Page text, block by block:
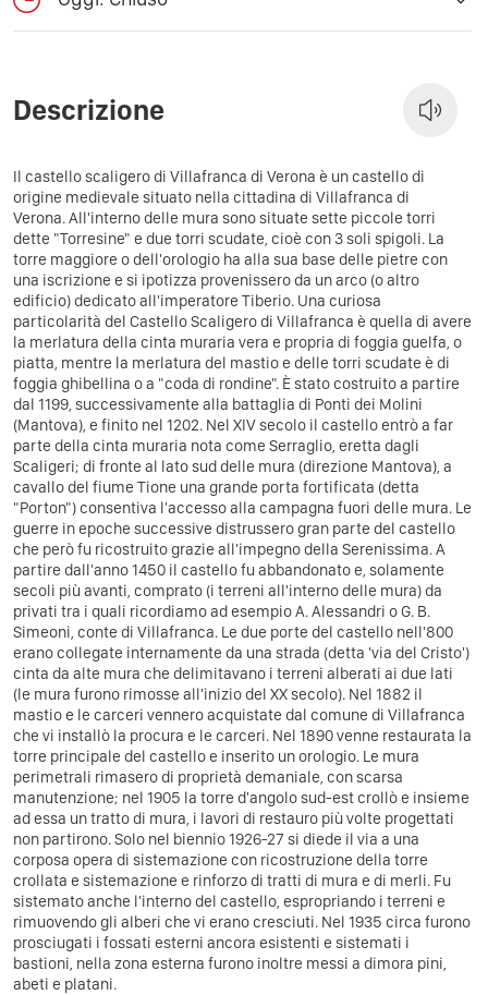
Descrizione
Il castello scaligero di Villafranca di Verona è un castello di
origine medievale situato nella cittadina di Villafranca di
Verona. All'interno delle mura sono situate sette piccole torri
dette "Torresine" e due torri scudate, cioè con 3 soli spigoli. La
torre maggiore o dell'orologio ha alla sua base delle pietre con
una iscrizione e si ipotizza provenissero da un arco (o altro
edificio) dedicato all'imperatore Tiberio. Una curiosa
particolarità del Castello Scaligero di Villafranca è quella di avere
la merlatura della cinta muraria vera e propria di foggia guelfa, o
piatta, mentre la merlatura del mastio e delle torri scudate è di
foggia ghibellina o a "coda di rondine". È stato costruito a partire
dal 1199, successivamente alla battaglia di Ponti dei Molini
(Mantova), e finito nel 1202. Nel XIV secolo il castello entrò a far
parte della cinta muraria nota come Serraglio, eretta dagli
Scaligeri; di fronte al lato sud delle mura (direzione Mantova), a
cavallo del fiume Tione una grande porta fortificata (detta
"Porton") consentiva l'accesso alla campagna fuori delle mura. Le
guerre in epoche successive distrussero gran parte del castello
che però fu ricostruito grazie all'impegno della Serenissima. A
partire dall'anno 1450 il castello fu abbandonato e, solamente
secoli più avanti, comprato (i terreni all'interno delle mura) da
privati tra i quali ricordiamo ad esempio A. Alessandri o G. B.
Simeoni, conte di Villafranca. Le due porte del castello nell'800
erano collegate internamente da una strada (detta 'via del Cristo')
cinta da alte mura che delimitavano i terreni alberati ai due lati
(le mura furono rimosse all'inizio del XX secolo). Nel 1882 il
mastio e le carceri vennero acquistate dal comune di Villafranca
che vi installò la procura e le carceri. Nel 1890 venne restaurata la
torre principale del castello e inserito un orologio. Le mura
perimetrali rimasero di proprietà demaniale, con scarsa
manutenzione; nel 1905 la torre d'angolo sud-est crollò e insieme
ad essa un tratto di mura, i lavori di restauro più volte progettati
non partirono. Solo nel biennio 1926-27 si diede il via a una
corposa opera di sistemazione con ricostruzione della torre
crollata e sistemazione e rinforzo di tratti di mura e di merli. Fu
sistemato anche l'interno del castello, espropriando i terreni e
rimuovendo gli alberi che vi erano cresciuti. Nel 1935 circa furono
prosciugati i fossati esterni ancora esistenti e sistemati i
bastioni, nella zona esterna furono inoltre messi a dimora pini,
abeti e platani.